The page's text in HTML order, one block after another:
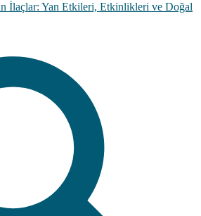
İlaçlar: Yan Etkileri, Etkinlikleri ve Doğal